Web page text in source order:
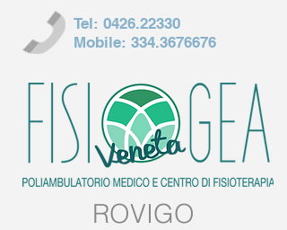
Tel: 0426.22330
Mobile: 334.3676676
ROVIGO